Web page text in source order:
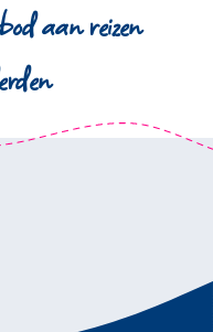
aan reizen